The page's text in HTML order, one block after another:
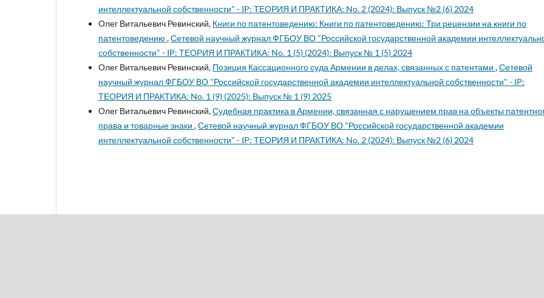
интеллектуальной собственности" - IP: ТЕОРИЯ И ПРАКТИКА: No. 2 (2024): Выпуск №2 (6) 2024
Олег Витальевич Ревинский, Книги по патентоведению: Книги по патентоведению: Три рецензии на книги по
патентоведению ,Сетевой научный журнал ФГБОУ ВО "Российской государственной академии
собственности" - IP: ТЕОРИЯ И ПРАКТИКА: No. 1 (5) (2024): Выпуск № 1 (5) 2024
Олег Витальевич Ревинский, Позиция Кассационного суда Армении в делах, связанных с патентами ,Сетевой
научный журнал ФГБОУ ВО "Российской государственной академии интеллектуальной собственности" - IP:
ТЕОРИЯ И ПРАКТИКА: No. 1 (9) (2025): Выпуск № 1 (9) 2025
Олег Витальевич Ревинский,Судебная практика в Армении, связанная с нарушением прав на объекты
права и товарные знаки ,Сетевой научный журнал ФГБОУ ВО "Российской государственной академии
интеллектуальной собственности" - IP: ТЕОРИЯ И ПРАКТИКА: No. 2 (2024): Выпуск №2 (6) 2024